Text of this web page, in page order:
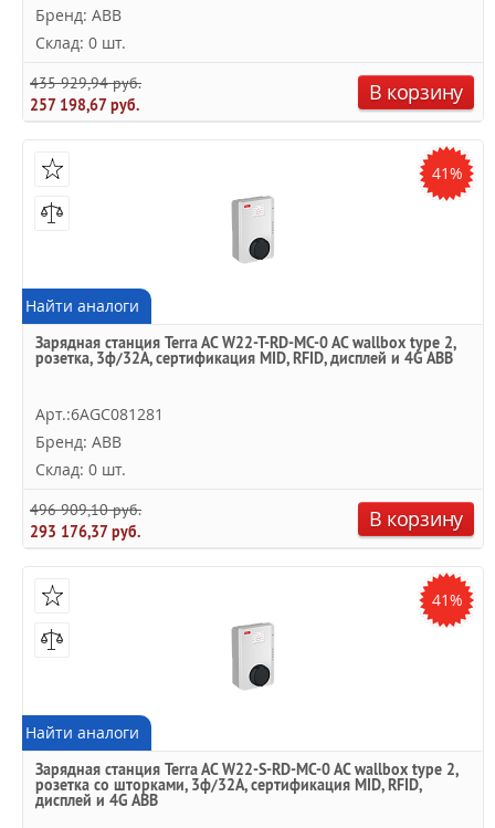
Бренд: ABB
Склад: 0 шт.
435 929,94 руб.
257 198,67 руб.
В корзину
41%
Найти аналоги
Зарядная станция Terra AC W22-T-RD-MC-0 AC wallbox type 2,
розетка, 3ф/32A, сертификация MID, RFID, дисплей и 4G ABB
Арт.:6AGC081281
Бренд: ABB
Склад: 0 шт.
496 909,10 руб.
293 176,37 руб.
В корзину
41%
Найти аналоги
Зарядная станция Terra AC W22-S-RD-MC-0 AC wallbox type 2,
розетка со шторками, 3ф/32A, сертификация MID, RFID,
дисплей и 4G ABB